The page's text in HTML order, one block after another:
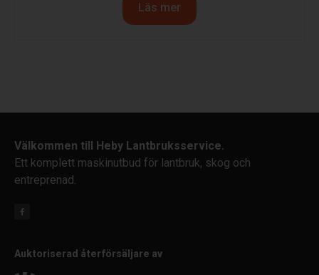
Läs mer
Välkommen till Heby Lantbruksservice.
Ett komplett maskinutbud för lantbruk, skog och
entreprenad.
Auktoriserad återförsäljare av